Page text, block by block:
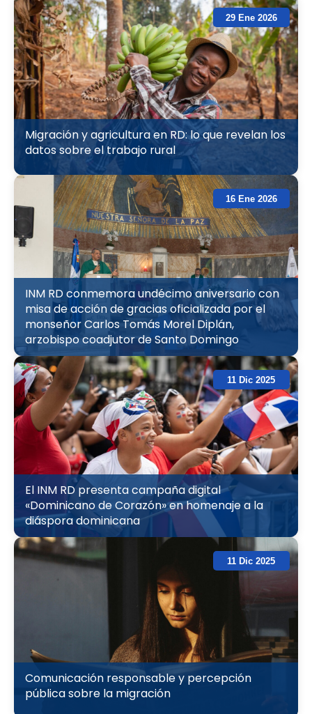
29 Ene 2026
Migración y agricultura en RD: lo que revelan los
datos sobre el trabajo rural
16 Ene 2026
INM RD conmemora undécimo aniversario con
misa de acción de gracias oficializada por el
monseñor Carlos Tomás Morel Diplán,
arzobispo coadjutor de Santo Domingo
11 Dic 2025
El INM RD presenta campaña digital
«Dominicano de Corazón» en homenaje a la
diáspora dominicana
11 Dic 2025
Comunicación responsable y percepción
pública sobre la migración